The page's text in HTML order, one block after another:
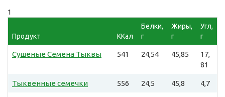
1
Продукт ККал
Белки,
г
Жиры,
г
Угл,
г
Сушеные Семена Тыквы 541 24,54 45,85
17,
81
Тыквенные семечки 556 24,5 45,8 4,7